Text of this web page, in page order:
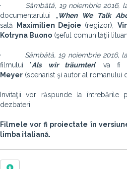
· Sâmbătă, 19 noiembrie 2016,
documentarului „When We Talk
sală
Maximilien Dejoie (regizor),
Kotryna Buono (şeful comunităţii
· Sâmbătă, 19 noiembrie 2016,
filmului "Als wir träumten" va fi
Meyer (scenarist şi autor al romanului
Invitaţii vor răspunde la întrebările
dezbateri.
Filmele vor fi proiectate în
limba italiană.